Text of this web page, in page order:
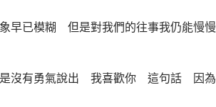
早已模糊 但是對我們的往事我仍能慢慢
沒有勇氣說出 我喜歡你 這句話 因為